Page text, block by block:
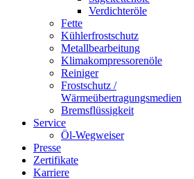
Verdichteröle
Fette
Kühlerfrostschutz
Metallbearbeitung
Klimakompressorenöle
Reiniger
Frostschutz /
Wärmeübertragungsmedien
Bremsflüssigkeit
Service
Öl-Wegweiser
Presse
Zertifikate
Karriere